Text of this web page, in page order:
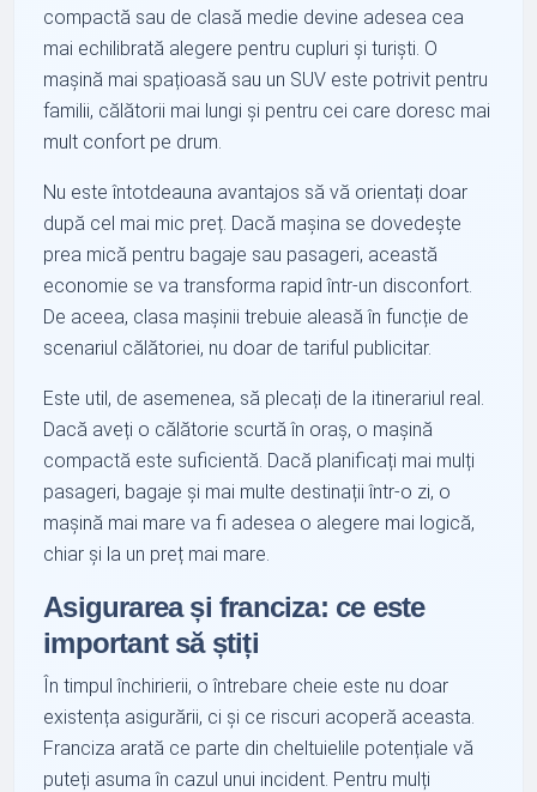
compactă sau de clasă medie devine adesea cea
mai echilibrată alegere pentru cupluri și turiști. O
mașină mai spațioasă sau un SUV este potrivit pentru
familii, călătorii mai lungi și pentru cei care doresc mai
mult confort pe drum.
Nu este întotdeauna avantajos să vă orientați doar
după cel mai mic preț. Dacă mașina se dovedește
prea mică pentru bagaje sau pasageri, această
economie se va transforma rapid într-un disconfort.
De aceea, clasa mașinii trebuie aleasă în funcție de
scenariul călătoriei, nu doar de tariful publicitar.
Este util, de asemenea, să plecați de la itinerariul real.
Dacă aveți o călătorie scurtă în oraș, o mașină
compactă este suficientă. Dacă planificați mai mulți
pasageri, bagaje și mai multe destinații într-o zi, o
mașină mai mare va fi adesea o alegere mai logică,
chiar și la un preț mai mare.
Asigurarea și franciza: ce este
important să știți
În timpul închirierii, o întrebare cheie este nu doar
existența asigurării, ci și ce riscuri acoperă aceasta.
Franciza arată ce parte din cheltuielile potențiale vă
puteți asuma în cazul unui incident. Pentru mulți